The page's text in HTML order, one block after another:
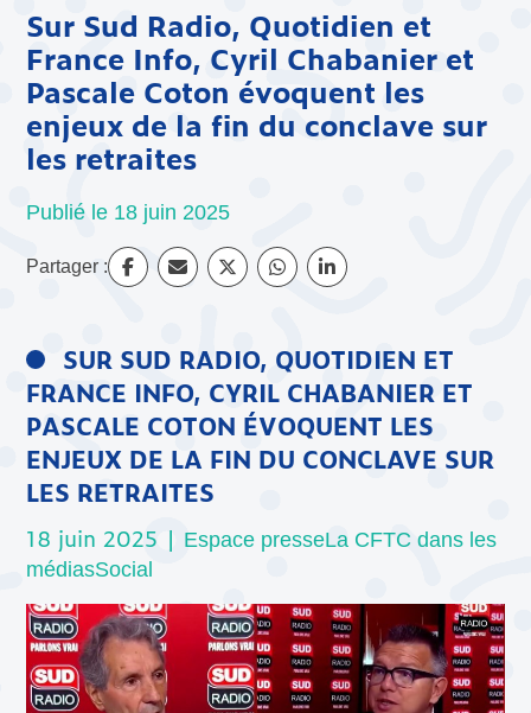
Sur Sud Radio, Quotidien et
France Info, Cyril Chabanier et
Pascale Coton évoquent les
enjeux de la fin du conclave sur
les retraites
Publié le 18 juin 2025
Partager :
SUR SUD RADIO, QUOTIDIEN ET
FRANCE INFO, CYRIL CHABANIER ET
PASCALE COTON ÉVOQUENT LES
ENJEUX DE LA FIN DU CONCLAVE SUR
LES RETRAITES
18 juin 2025 | Espace presseLa CFTC dans les
médiasSocial